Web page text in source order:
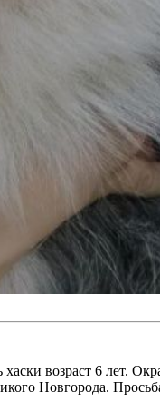
возраст 6 лет.
Новгорода.